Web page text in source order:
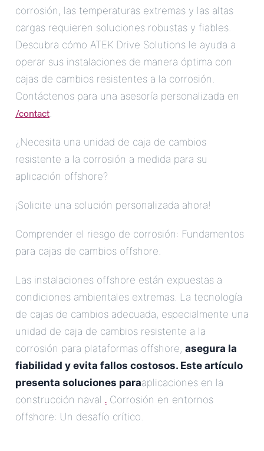
corrosión, las temperaturas extremas y las altas
cargas requieren soluciones robustas y fiables.
Descubra cómo ATEK Drive Solutions le ayuda a
operar sus instalaciones de manera óptima con
cajas de cambios resistentes a la corrosión.
Contáctenos para una asesoría personalizada en
/contact.
¿Necesita una unidad de caja de cambios
resistente a la corrosión a medida para su
aplicación offshore?
¡Solicite una solución personalizada ahora!
Comprender el riesgo de corrosión: Fundamentos
para cajas de cambios offshore.
Las instalaciones offshore están expuestas a
condiciones ambientales extremas. La tecnología
de cajas de cambios adecuada, especialmente una
unidad de caja de cambios resistente a la
corrosión para plataformas offshore, asegura la
fiabilidad y evita fallos costosos. Este artículo
presenta soluciones paraaplicaciones en la
construcción naval . Corrosión en entornos
offshore: Un desafío crítico.